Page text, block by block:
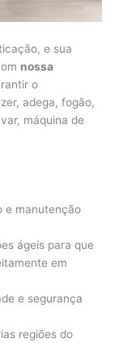
e sua
nossa
o
adega, fogão,
máquina de
e manutenção
ágeis para que
em
e segurança
regiões do